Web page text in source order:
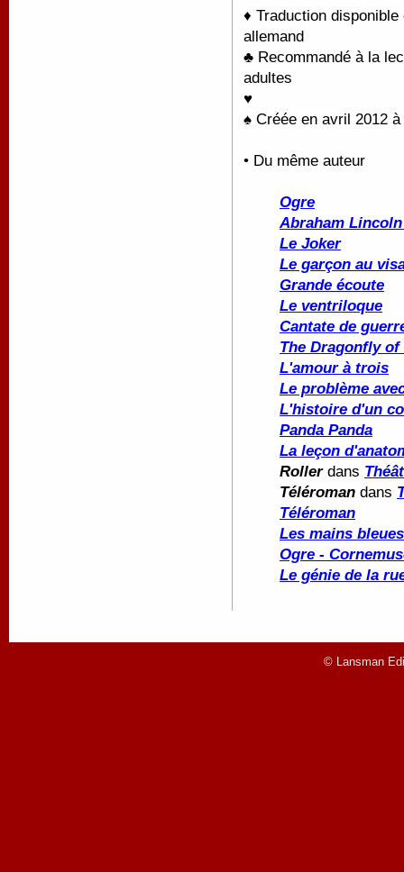
♦ Traduction
allemand
♣ Recommandé à la
adultes
♥
♠ Créée en avril 2012
• Du même auteur
Ogre
Abraham
Le Joker
Le garçon au
Grande écoute
Le ventriloque
Cantate de
The Dragonfly
L'amour à trois
Le problème
L'histoire d'un
Panda Panda
La leçon
Rollerdans
Téléroman dans
Téléroman
Les mains bleues
Ogre -
Le génie de la
© Lansman